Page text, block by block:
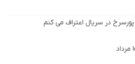
پورسرخ در سریال اعتراف می کنم